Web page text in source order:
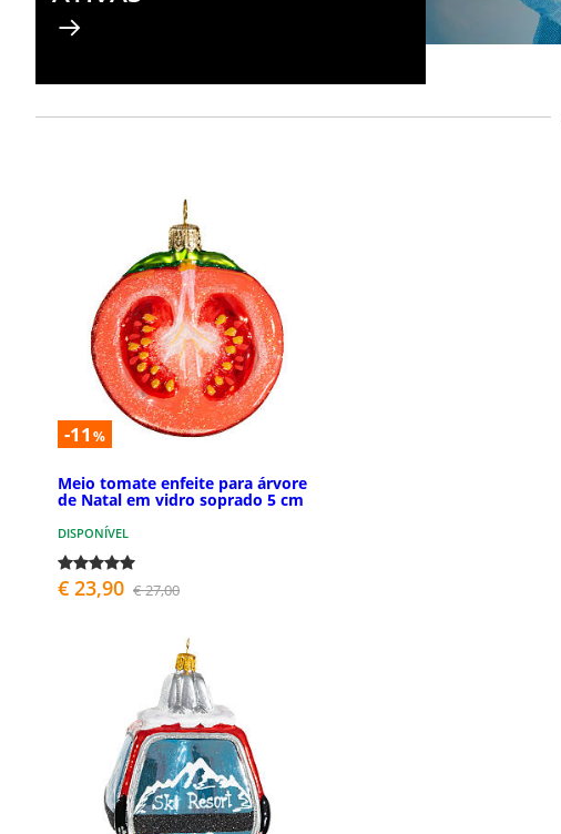
-11 %
Meio tomate enfeite para árvore
de Natal em vidro soprado 5 cm
DISPONÍVEL
€ 23,90 € 27,00